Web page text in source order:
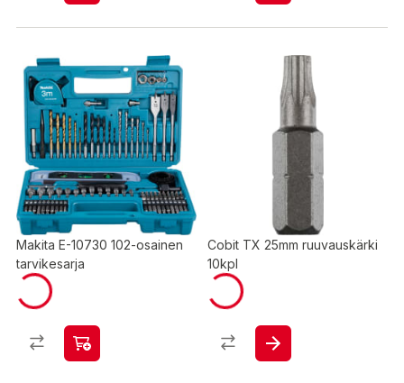
Makita E-10730 102-osainen
tarvikesarja
Cobit TX 25mm ruuvauskärki
10kpl